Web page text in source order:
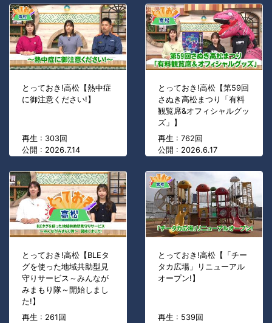
とっておき!高松【熱中症
に御注意ください!】
再生 : 303回
公開 : 2026.7.14
とっておき!高松【第59回
さぬき高松まつり「有料
観覧席&オフィシャルグッ
ズ」】
再生 : 762回
公開 : 2026.6.17
とっておき!高松【BLEタ
グを使った地域共助型見
守りサービス～みんなが
みまもり隊～開始しまし
た!】
再生 : 261回
とっておき!高松【「チー
タカ広場」リニューアル
オープン!】
再生 : 539回